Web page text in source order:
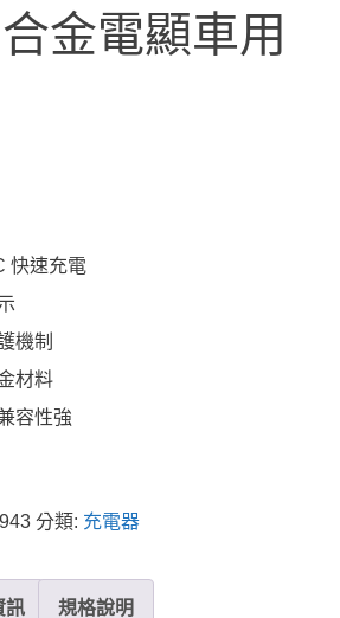
金電顯車用
快速充電
機制
材料
容性強
分類: 充電器
訊 規格說明